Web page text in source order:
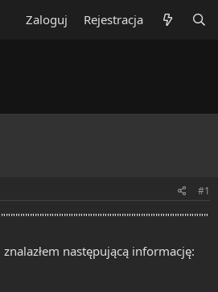
Zaloguj Rejestracja
#1
następującą informację: